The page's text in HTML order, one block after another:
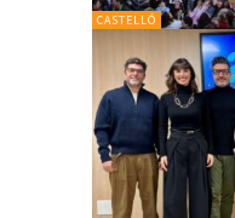
CASTELLÓ